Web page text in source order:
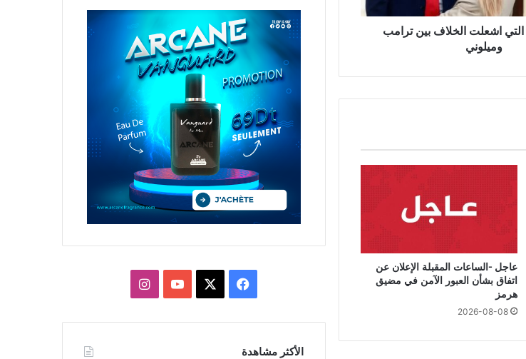
اشعلت الخلاف بين ترامب
وميلوني
عاجل -الساعات المقبلة الإعلان عن
اتفاق بشأن العبور الآمن في مضيق
هرمز
2026-08-08
فيسبوك يوتيوبانستقرام
الأكثر مشاهدة